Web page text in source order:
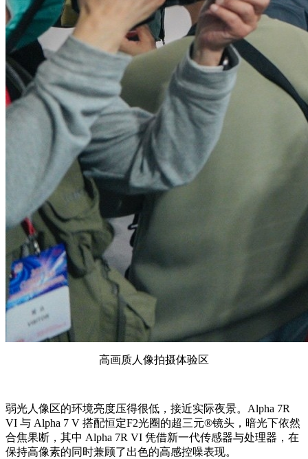
高画质人像拍摄体验区
弱光人像区的环境亮度压得很低，接近实际夜景。Alpha 7R
VI 与 Alpha 7 V 搭配恒定F2光圈的超三元®镜头，暗光下依然
合焦果断，其中 Alpha 7R VI 凭借新一代传感器与处理器，在
保持高像素的同时兼顾了出色的高感控噪表现。